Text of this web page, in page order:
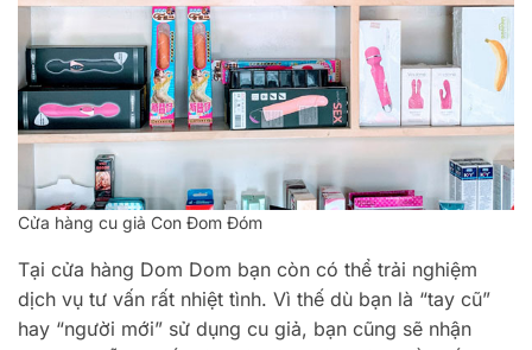
Cửa hàng cu giả Con Đom Đóm
Tại cửa hàng Dom Dom bạn còn có thể trải nghiệm
dịch vụ tư vấn rất nhiệt tình. Vì thế dù bạn là “tay cũ”
hay “người mới” sử dụng cu giả, bạn cũng sẽ nhận